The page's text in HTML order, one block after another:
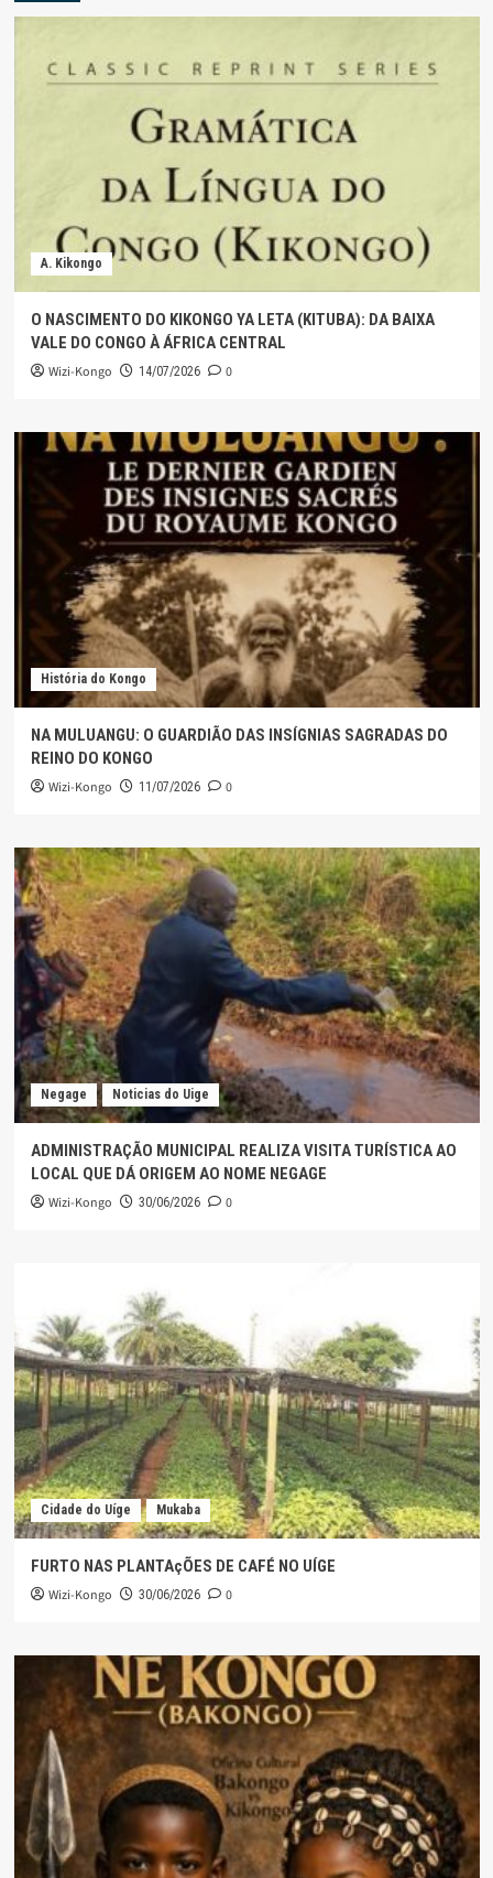
A. Kikongo
O NASCIMENTO DO KIKONGO YA LETA (KITUBA): DA BAIXA
VALE DO CONGO À ÁFRICA CENTRAL
Wizi-Kongo 14/07/2026 0
História do Kongo
NA MULUANGU: O GUARDIÃO DAS INSÍGNIAS SAGRADAS DO
REINO DO KONGO
Wizi-Kongo 11/07/2026 0
Negage Noticias do Uige
ADMINISTRAÇÃO MUNICIPAL REALIZA VISITA TURÍSTICA AO
LOCAL QUE DÁ ORIGEM AO NOME NEGAGE
Wizi-Kongo 30/06/2026 0
Cidade do Uíge Mukaba
FURTO NAS PLANTAçÕES DE CAFÉ NO UÍGE
Wizi-Kongo 30/06/2026 0